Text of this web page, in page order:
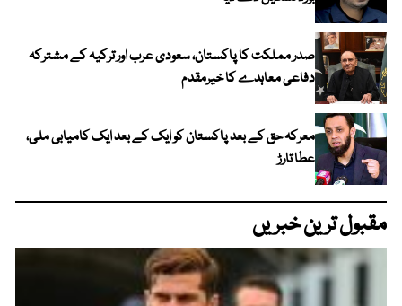
صدر مملکت کا پاکستان، سعودی عرب اور ترکیہ کے مشترکہ
دفاعی معاہدے کا خیرمقدم
معرکہ حق کے بعد پاکستان کو ایک کے بعد ایک کامیابی ملی،
عطا تارڑ
مقبول ترین خبریں